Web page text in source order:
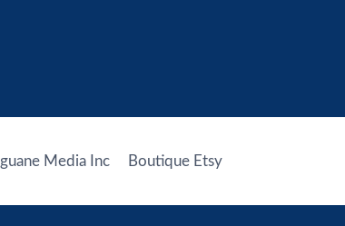
Iguane Media Inc Boutique Etsy